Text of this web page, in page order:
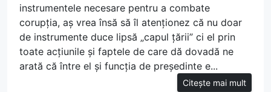
instrumentele necesare pentru a combate
corupția, aș vrea însă să îl atenționez că nu doar
de instrumente duce lipsă „capul țării” ci el prin
toate acțiunile și faptele de care dă dovadă ne
arată că între el și funcția de președinte e...
Citește mai mult